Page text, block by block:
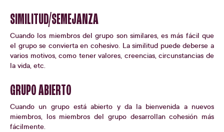
SIMILITUD/SEMEJANZA
Cuando los miembros del grupo son similares, es más fácil que
el grupo se convierta en cohesivo. La similitud puede deberse a
varios motivos, como tener valores, creencias, circunstancias de
la vida, etc.
GRUPO ABIERTO
Cuando un grupo está abierto y da la bienvenida a nuevos
miembros, los miembros del grupo desarrollan cohesión más
fácilmente.